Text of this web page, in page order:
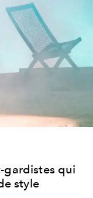
gardistes qui
style